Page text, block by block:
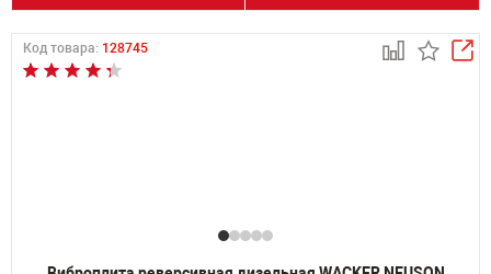
Код товара: 128745